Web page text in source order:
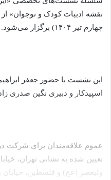
چهارم تیر ۱۴۰۴) برگزار می‌شود.
این نشست با حضور جعفر
اسپیدکار و دبیری نگین صدری
عموم علاقه‌مندان برای شرکت
تعیین شده به نشانی تهران،
ولیعصر (عج) و فلسطین، خیابان